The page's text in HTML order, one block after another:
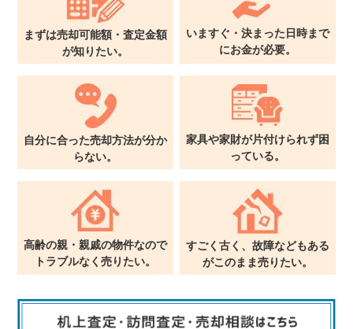
東京本社 0120-900-881
関西支社 0120-711-018
まずは売却可能額・査定金額
が知りたい。
いますぐ・決まった日時まで
にお金が必要。
自分に合った売却方法が分か
らない。
家具や家財が片付けられず困
っている。
高齢の親・親戚の物件なので
トラブルなく売りたい。
すごく古く、故障などもある
がこのまま売りたい。